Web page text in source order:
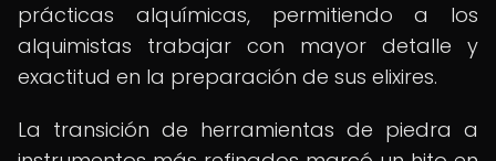
prácticas alquímicas, permitiendo a los
alquimistas trabajar con mayor detalle y
exactitud en la preparación de sus elixires.
La transición de herramientas de piedra a